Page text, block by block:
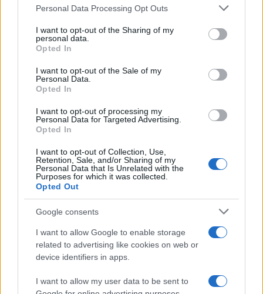
This information may also be disclosed by us to third parties
further disclose it to other third parties.
Please note that this website/app uses one or more Google
services and may gather and store information including but
not limited to your visit or usage behaviour. You may click to
grant or deny consent to Google and its third-party tags to
consent section.
Personal Data Processing Opt Outs
I want to opt-out of the Sharing of my
personal data.
Opted In
I want to opt-out of the Sale of my
Personal Data.
Opted In
I want to opt-out of processing my
Personal Data for Targeted Advertising.
Opted In
I want to opt-out of Collection, Use,
Retention, Sale, and/or Sharing of my
Personal Data that Is Unrelated with the
Purposes for which it was collected.
Opted Out
Google consents
I want to allow Google to enable storage
related to advertising like cookies on web or
device identifiers in apps.
I want to allow my user data to be sent to